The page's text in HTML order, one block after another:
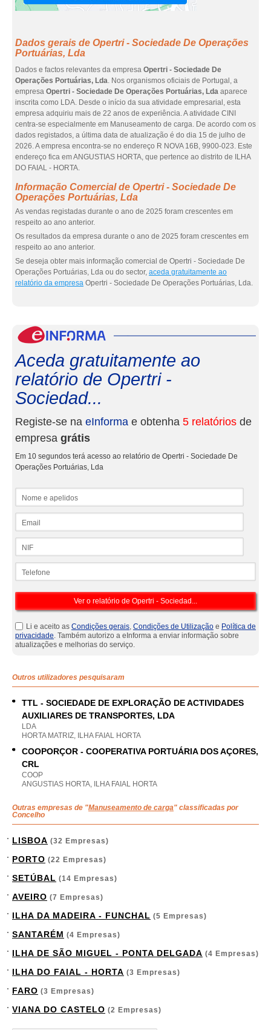
Dados gerais de Opertri - Sociedade De Operações
Portuárias, Lda
Dados e factos relevantes da empresa Opertri - Sociedade De
Operações Portuárias, Lda. Nos organismos oficiais de Portugal, a
empresa Opertri - Sociedade De Operações Portuárias, Lda aparece
inscrita como LDA. Desde o início da sua atividade empresarial, esta
empresa adquiriu mais de 22 anos de experiência. A atividade CINI
centra-se especialmente em Manuseamento de carga. De acordo com os
dados registados, a última data de atualização é do dia 15 de julho de
2026. A empresa encontra-se no endereço R NOVA 16B, 9900-023. Este
endereço fica em ANGUSTIAS HORTA, que pertence ao distrito de ILHA
DO FAIAL - HORTA.
Informação Comercial de Opertri - Sociedade De
Operações Portuárias, Lda
As vendas registadas durante o ano de 2025 foram crescentes em
respeito ao ano anterior.
Os resultados da empresa durante o ano de 2025 foram crescentes em
respeito ao ano anterior.
Se deseja obter mais informação comercial de Opertri - Sociedade De
Operações Portuárias, Lda ou do sector, aceda gratuitamente ao
relatório da empresa Opertri - Sociedade De Operações Portuárias, Lda.
Aceda gratuitamente ao
relatório de Opertri -
Sociedad...
Registe-se na eInforma e obtenha 5 relatórios de
empresa grátis
Em 10 segundos terá acesso ao relatório de Opertri - Sociedade De
Operações Portuárias, Lda
Li e aceito as Condições gerais, Condições de Utilização e Política de
privacidade. Também autorizo a eInforma a enviar informação sobre
atualizações e melhorias do serviço.
Outros utilizadores pesquisaram
TTL - SOCIEDADE DE EXPLORAÇÃO DE ACTIVIDADES
AUXILIARES DE TRANSPORTES, LDA
LDA
HORTA MATRIZ, ILHA FAIAL HORTA
COOPORÇOR - COOPERATIVA PORTUÁRIA DOS AÇORES,
CRL
COOP
ANGUSTIAS HORTA, ILHA FAIAL HORTA
Outras empresas de "Manuseamento de carga" classificadas por
Concelho
LISBOA (32 Empresas)
PORTO (22 Empresas)
SETÚBAL (14 Empresas)
AVEIRO (7 Empresas)
ILHA DA MADEIRA - FUNCHAL (5 Empresas)
SANTARÉM (4 Empresas)
ILHA DE SÃO MIGUEL - PONTA DELGADA (4 Empresas)
ILHA DO FAIAL - HORTA (3 Empresas)
FARO (3 Empresas)
VIANA DO CASTELO (2 Empresas)